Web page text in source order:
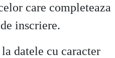
care completeaza
inscriere.
datele cu caracter